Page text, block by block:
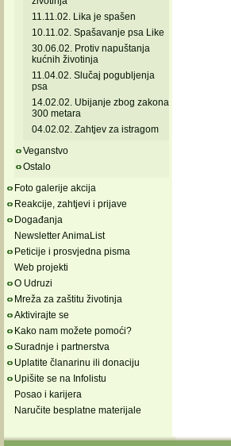
11.11.02. Lika je spašen
10.11.02. Spašavanje psa Like
30.06.02. Protiv napuštanja
kućnih životinja
11.04.02. Slučaj pogubljenja
psa
14.02.02. Ubijanje zbog zakona
300 metara
04.02.02. Zahtjev za istragom
Veganstvo
Ostalo
Foto galerije akcija
Reakcije, zahtjevi i prijave
Događanja
Newsletter AnimaList
Peticije i prosvjedna pisma
Web projekti
O Udruzi
Mreža za zaštitu životinja
Aktivirajte se
Kako nam možete pomoći?
Suradnje i partnerstva
Uplatite članarinu ili donaciju
Upišite se na Infolistu
Posao i karijera
Naručite besplatne materijale